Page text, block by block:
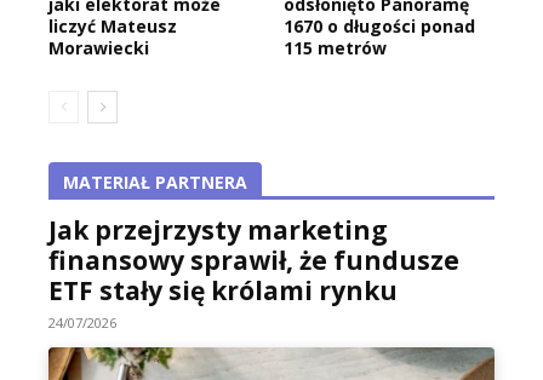
liczyć Mateusz
Morawiecki
1670 o długości ponad
115 metrów
MATERIAŁ PARTNERA
Jak przejrzysty marketing
finansowy sprawił, że fundusze
ETF stały się królami rynku
24/07/2026